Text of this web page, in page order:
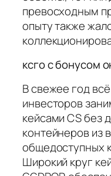
превосходным
опыту также
ксго с бонусом
В свежее год
инвесторов
кейсами CS без
контейнеров из
общедоступных
Широкий круг